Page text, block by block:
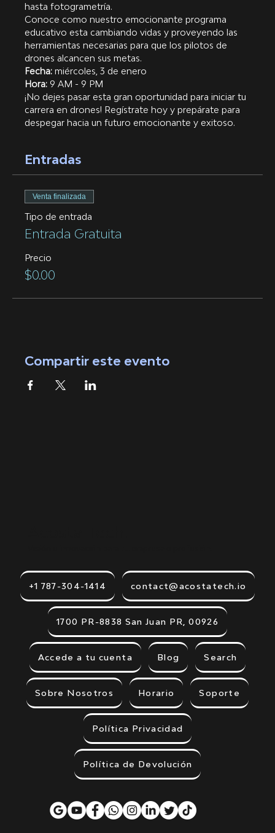
hasta fotogrametría.
Conoce como nuestro emocionante programa
educativo esta cambiando vidas y proveyendo las
herramientas necesarias para que los pilotos de
drones alcancen sus metas.
Fecha: miércoles, 3 de enero
Hora: 9 AM - 9 PM
¡No dejes pasar esta gran oportunidad para iniciar tu
carrera en drones! Regístrate hoy y prepárate para
despegar hacia un futuro emocionante y exitoso.
Entradas
Venta finalizada
Tipo de entrada
Entrada Gratuita
Precio
$0.00
Compartir este evento
+1 787-304-1414 contact@acostatech.io
1700 PR-8838 San Juan PR, 00926
Accede a tu cuenta Blog Search
Sobre Nosotros Horario Soporte
Política Privacidad
Política de Devolución